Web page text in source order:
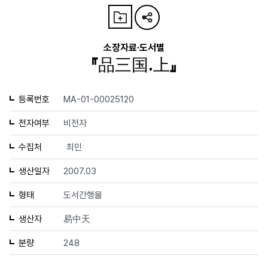
소장자료·도서별
『品三国.上』
등록번호 MA-01-00025120
전자여부 비전자
수집처 최민
생산일자 2007.03
형태 도서간행물
생산자 易中天
분량 248